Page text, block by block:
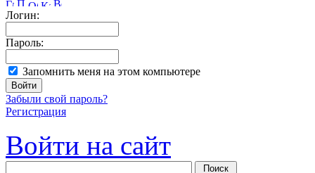
Логин:
Пароль:
Запомнить меня на этом компьютере
Забыли свой пароль?
Регистрация
Войти на сайт